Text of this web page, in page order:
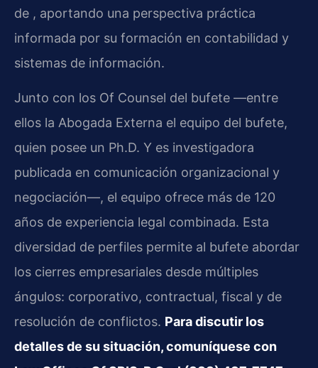
de , aportando una perspectiva práctica
informada por su formación en contabilidad y
sistemas de información.
Junto con los Of Counsel del bufete —entre
ellos la Abogada Externa el equipo del bufete,
quien posee un Ph.D. Y es investigadora
publicada en comunicación organizacional y
negociación—, el equipo ofrece más de 120
años de experiencia legal combinada. Esta
diversidad de perfiles permite al bufete abordar
los cierres empresariales desde múltiples
ángulos: corporativo, contractual, fiscal y de
resolución de conflictos. Para discutir los
detalles de su situación, comuníquese con